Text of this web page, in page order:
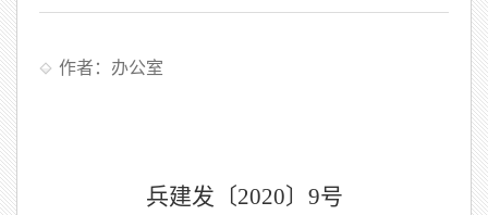
作者：办公室
兵建发〔2020〕9号